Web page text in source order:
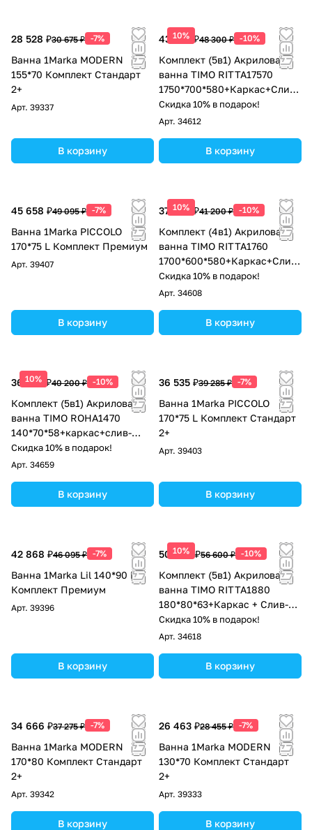
28 528 ₽30 675 ₽ -7%
Ванна 1Marka MODERN
155*70 Комплект Стандарт
2+
Арт. 39337
В корзину
10%
43 470 ₽48 300 ₽ -10%
Комплект (5в1) Акриловая
ванна TIMO RITTA17570
1750*700*580+Каркас+Слив-
перелив+Фронтальная
панель+Торцевая панель
Скидка 10% в подарок!
Арт. 34612
В корзину
45 658 ₽49 095 ₽ -7%
Ванна 1Marka PICCOLO
170*75 L Комплект Премиум
Арт. 39407
В корзину
10%
37 080 ₽41 200 ₽ -10%
Комплект (4в1) Акриловая
ванна TIMO RITTA1760
1700*600*580+Каркас+Слив-
перелив+Фронтальная
панель
Скидка 10% в подарок!
Арт. 34608
В корзину
10%
36 180 ₽40 200 ₽ -10%
Комплект (5в1) Акриловая
ванна TIMO ROHA1470
140*70*58+каркас+слив-
перелив+фронтальная
панель+торцевая панель
Скидка 10% в подарок!
Арт. 34659
В корзину
36 535 ₽39 285 ₽ -7%
Ванна 1Marka PICCOLO
170*75 L Комплект Стандарт
2+
Арт. 39403
В корзину
42 868 ₽46 095 ₽ -7%
Ванна 1Marka Lil 140*90 R
Комплект Премиум
Арт. 39396
В корзину
10%
50 940 ₽56 600 ₽ -10%
Комплект (5в1) Акриловая
ванна TIMO RITTA1880
180*80*63+Каркас + Слив-
перелив+Фронтальная
панель+Торцевая панель
Скидка 10% в подарок!
Арт. 34618
В корзину
34 666 ₽37 275 ₽ -7%
Ванна 1Marka MODERN
170*80 Комплект Стандарт
2+
Арт. 39342
В корзину
26 463 ₽28 455 ₽ -7%
Ванна 1Marka MODERN
130*70 Комплект Стандарт
2+
Арт. 39333
В корзину